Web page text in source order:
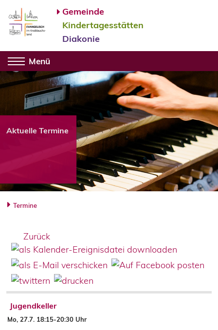
Gemeinde
Kindertagesstätten
Diakonie
Menü
Aktuelle Termine
Termine
Zurück
Jugendkeller
Mo, 27.7. 18:15-20:30 Uhr